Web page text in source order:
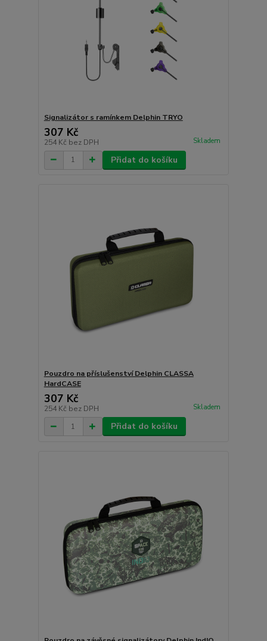
Signalizátor s ramínkem Delphin TRYO
307 Kč
254 Kč bez DPH Skladem
Přidat do košíku
Pouzdro na příslušenství Delphin CLASSA
HardCASE
307 Kč
254 Kč bez DPH Skladem
Přidat do košíku